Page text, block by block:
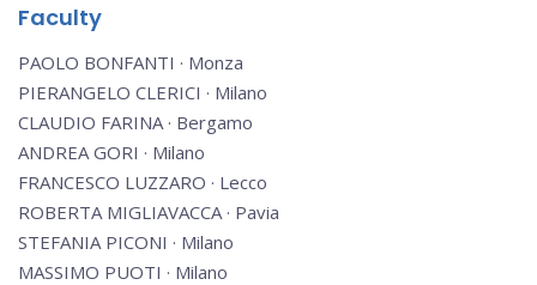
Faculty
PAOLO BONFANTI · Monza
PIERANGELO CLERICI · Milano
CLAUDIO FARINA · Bergamo
ANDREA GORI · Milano
FRANCESCO LUZZARO · Lecco
ROBERTA MIGLIAVACCA · Pavia
STEFANIA PICONI · Milano
MASSIMO PUOTI · Milano